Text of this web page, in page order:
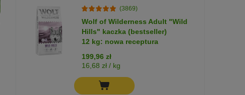
(3869)
Wolf of Wilderness Adult "Wild
Hills" kaczka (bestseller)
12 kg: nowa receptura
199,96 zł
16,68 zł / kg